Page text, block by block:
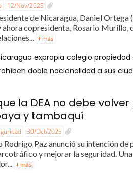
12/Nov/2025
de Nicaragua, Daniel
ahora copresidenta, Rosario Murillo,
+ más
expropia colegio
doble nacionalidad a sus
la DEA no debe
y tambaquí
30/Oct/2025
Rodrigo Paz anunció su intención
y mejorar la seguridad.
+ más